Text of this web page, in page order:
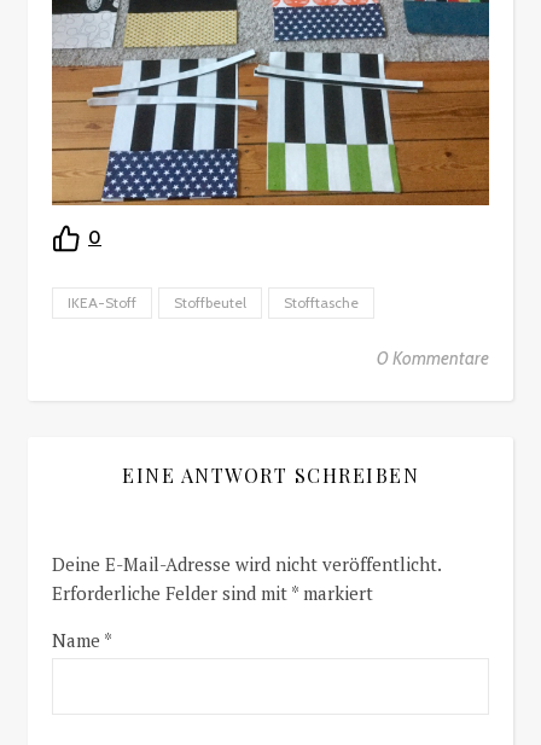
0
IKEA-Stoff Stoffbeutel Stofftasche
0 Kommentare
EINE ANTWORT SCHREIBEN
Deine E-Mail-Adresse wird nicht veröffentlicht.
Erforderliche Felder sind mit * markiert
Name *